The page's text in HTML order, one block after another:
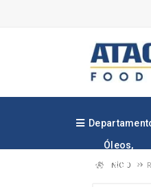
Óleos,
Gorduras
INÍCIO